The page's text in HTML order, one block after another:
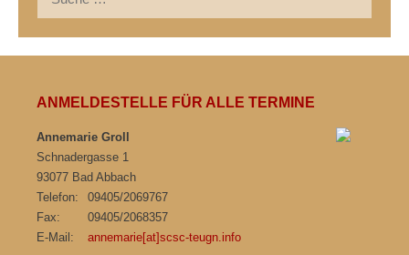
nach:
ANMELDESTELLE FÜR ALLE TERMINE
Annemarie Groll
Schnadergasse 1
93077 Bad Abbach
Telefon:
09405/2069767
Fax:
09405/2068357
E-Mail:
annemarie[at]scsc-teugn.info